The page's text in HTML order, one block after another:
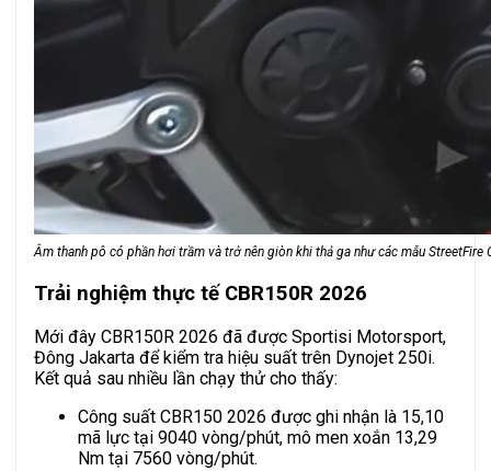
Âm thanh pô có phần hơi trầm và trở nên giòn khi thả ga như các mẫu StreetFire
Trải nghiệm thực tế CBR150R 2026
Mới đây CBR150R 2026 đã được Sportisi Motorsport,
Đông Jakarta để kiểm tra hiệu suất trên Dynojet 250i.
Kết quả sau nhiều lần chạy thử cho thấy:
Công suất CBR150 2026 được ghi nhận là 15,10
mã lực tại 9040 vòng/phút, mô men xoắn 13,29
Nm tại 7560 vòng/phút.